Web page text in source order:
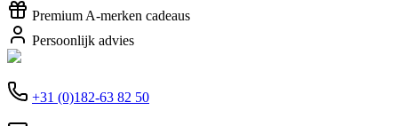
Premium A-merken cadeaus
Persoonlijk advies
+31 (0)182-63 82 50